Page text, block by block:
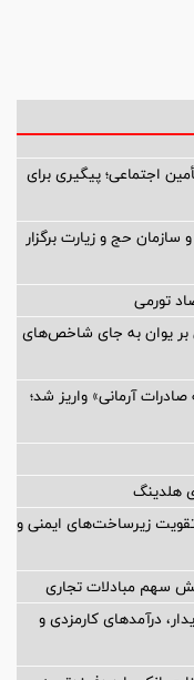
اجتماعی؛ پیگیری برای
حج و زیارت برگزار
تورمی
یوان به جای شاخص‌های
صادرات آرمانی» واریز شد؛
تقویت زیرساخت‌های ایمنی و
سهم مبادلات تجاری
درآمدهای کارمزدی و